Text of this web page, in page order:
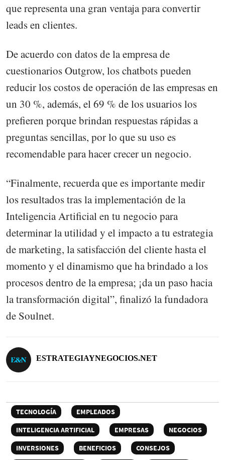
que representa una gran ventaja para convertir
leads en clientes.
De acuerdo con datos de la empresa de
cuestionarios Outgrow, los chatbots pueden
reducir los costos de operación de las empresas en
un 30 %, además, el 69 % de los usuarios los
prefieren porque brindan respuestas rápidas a
preguntas sencillas, por lo que su uso es
recomendable para hacer crecer un negocio.
“Finalmente, recuerda que es importante medir
los resultados tras la implementación de la
Inteligencia Artificial en tu negocio para
determinar la utilidad y el impacto a tu estrategia
de marketing, la satisfacción del cliente hasta el
momento y el dinamismo que ha brindado a los
procesos dentro de la empresa; ¡da un paso hacia
la transformación digital”, finalizó la fundadora
de Soulnet.
ESTRATEGIAYNEGOCIOS.NET
TECNOLOGÍA
EMPLEADOS
INTELIGENCIA ARTIFICIAL
EMPRESAS
NEGOCIOS
INVERSIONES
BENEFICIOS
CONSEJOS